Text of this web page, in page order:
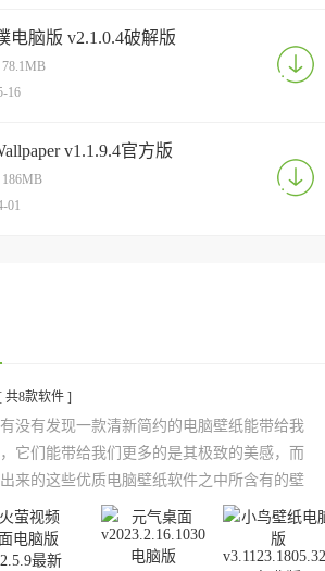
电脑版 v2.1.0.4破解版
16
v1.1.9.4官方版
01
[ 共8款软件 ]
没有发现一款清新简约的电脑壁纸能带给我
它们能带给我们更多的是其极致的美感，而
来的这些优质电脑壁纸软件之中所含有的壁
、十分的令人青睐，其中各种题材类型的主
并且本站还将会持续为大家搜集出更多的顶
需要的朋友们前来浏览下载！